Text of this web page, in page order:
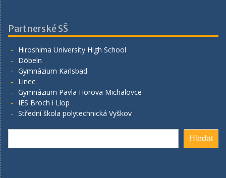
Partnerské SŠ
Hiroshima University High School
Döbeln
Gymnázium Karlsbad
Linec
Gymnázium Pavla Horova Michalovce
IES Broch i Llop
Střední škola polytechnická Vyškov
Hledat